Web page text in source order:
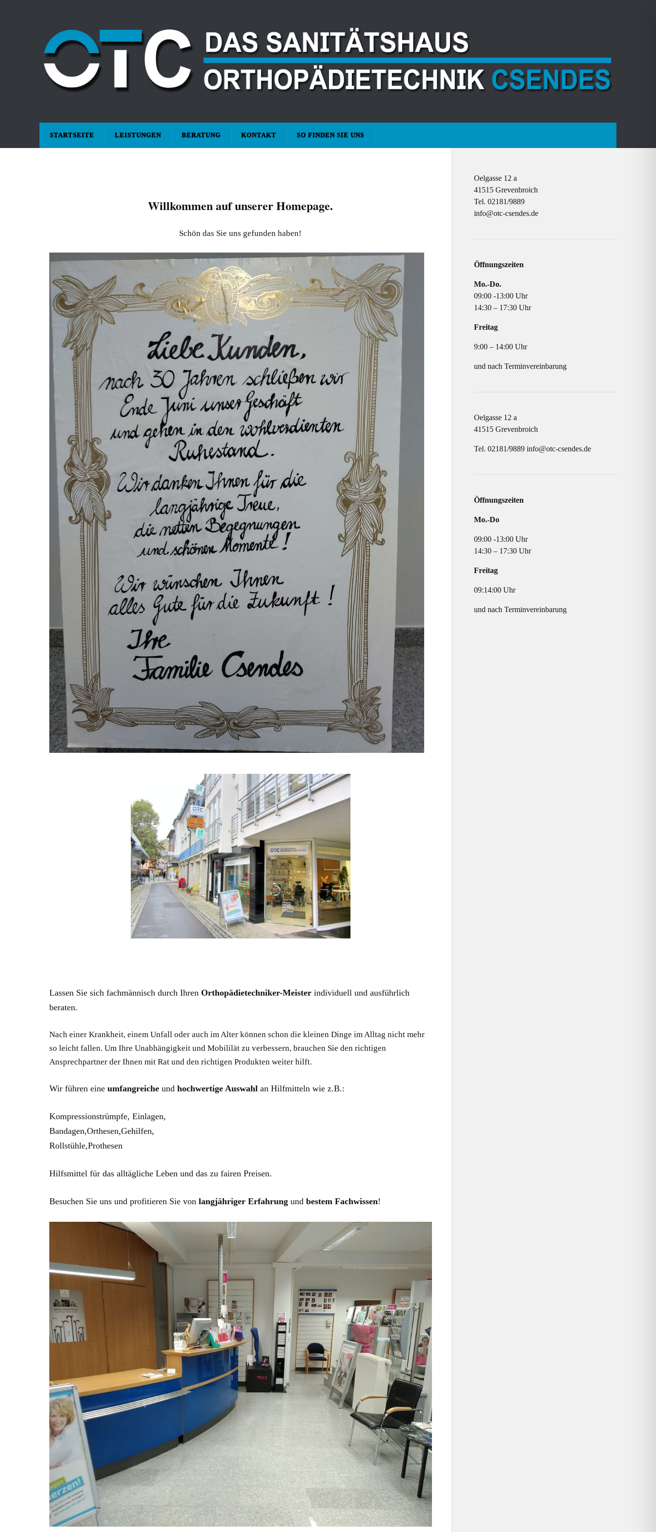
STARTSEITE LEISTUNGEN BERATUNG KONTAKT SO FINDEN SIE UNS
Willkommen auf unserer Homepage.
Schön das Sie uns gefunden haben!
Lassen Sie sich fachmännisch durch Ihren Orthopädietechniker-Meisterindividuell und ausführlich
beraten.
Nach einer Krankheit, einem Unfall oder auch im Alter können schon die kleinen Dinge im Alltag nicht mehr
so leicht fallen. Um Ihre Unabhängigkeit und Mobililät zu verbessern, brauchen Sie den richtigen
Ansprechpartner der Ihnen mit Rat und den richtigen Produkten weiter hilft.
Wir führen eine umfangreicheund hochwertige Auswahlan Hilfmitteln wie z.B.:
Kompressionstrümpfe, Einlagen,
Bandagen,Orthesen,Gehilfen,
Rollstühle,Prothesen
Hilfsmittel für das alltägliche Leben und das zu fairen Preisen.
Besuchen Sie uns und profitieren Sie von langjähriger Erfahrungund bestem Fachwissen!
Oelgasse 12 a
41515 Grevenbroich
Tel. 02181/9889
info@otc-csendes.de
Öffnungszeiten
Mo.-Do.
09:00 -13:00 Uhr
14:30 – 17:30 Uhr
Freitag
9:00 – 14:00 Uhr
und nach Terminvereinbarung
Oelgasse 12 a
41515 Grevenbroich
Tel. 02181/9889 info@otc-csendes.de
Öffnungszeiten
Mo.-Do
09:00 -13:00 Uhr
14:30 – 17:30 Uhr
Freitag
09:14:00 Uhr
und nach Terminvereinbarung